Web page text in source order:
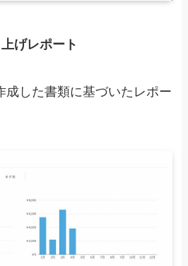
げレポート
成した書類に基づいたレポー